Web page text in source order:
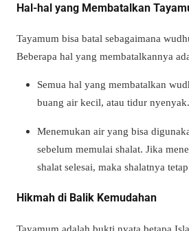
Hal-hal yang Membatalkan
Tayamum bisa batal sebagaimana
Beberapa hal yang membatalkannya
Semua hal yang membatalkan
buang air kecil, atau tidur nyenyak.
Menemukan air yang bisa
sebelum memulai shalat. Jika
shalat selesai, maka shalatnya
Hikmah di Balik Kemudahan
Tayamum adalah bukti nyata betapa